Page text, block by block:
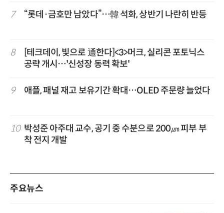
7 “롯데·금호만 남았다”…韓 석화, 상반기 나란히 반등
8
[테크데이, 빛으로 通한다]<3>머크, 실리콘 포토닉스
공략 개시…'신성장 동력 확보'
9 애플, 패널 재고 보유기간 확대…OLED 주문량 늘었다
10 박성준 아주대 교수, 공기 중 수분으로 200㎛ 피부 부
착 전지 개발
주요뉴스